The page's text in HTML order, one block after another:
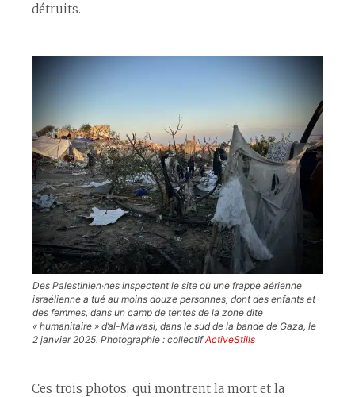
détruits.
Des Palestinien·nes inspectent le site où une frappe aérienne
israélienne a tué au moins douze personnes, dont des enfants et
des femmes, dans un camp de tentes de la zone dite
« humanitaire » d’al-Mawasi, dans le sud de la bande de Gaza, le
2 janvier 2025. Photographie : collectifActiveStills
Ces trois photos, qui montrent la mort et la